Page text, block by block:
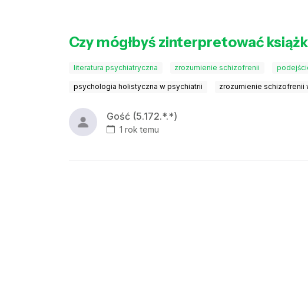
Czy mógłbyś zinterpretować
literatura psychiatryczna zrozumienie schizofrenii
psychologia holistyczna w psychiatrii zrozumienie schizofrenii
Gość (5.172.*.*)
1 rok temu